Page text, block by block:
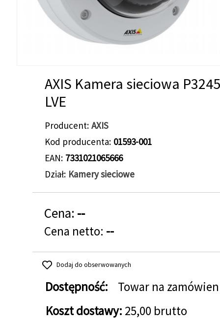
AXIS Kamera sieciowa
LVE
Producent AXIS
Kod producenta 01593-001
EAN 7331021065666
Dział Kamery sieciowe
Cena: --
Cena netto: --
Dodaj do obserwowanych
Dostępność:
Towar na
Koszt dostawy: 25,00 brutto